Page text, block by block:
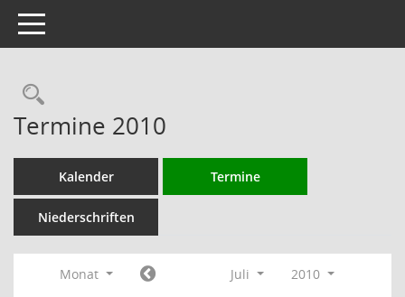
Toggle navigation
Rechercheauswahl
Termine 2010
Kalender Termine
Niederschriften
Monat Juli
2010